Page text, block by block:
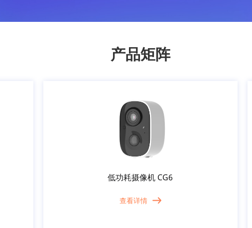
产品矩阵
低功耗摄像机 CG6
查看详情